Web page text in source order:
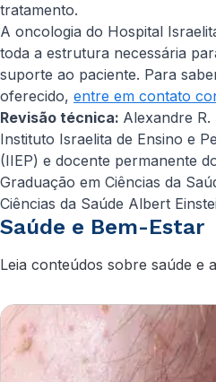
tratamento.
A oncologia do Hospital
toda a estrutura necessária
suporte ao paciente. Para
oferecido, entre em contato
Revisão técnica: Alexandre
Instituto Israelita de Ensino e
(IIEP) e docente permanente
Graduação em Ciências da
Ciências da Saúde Albert
Saúde e Bem-Estar
Leia conteúdos sobre saúde e